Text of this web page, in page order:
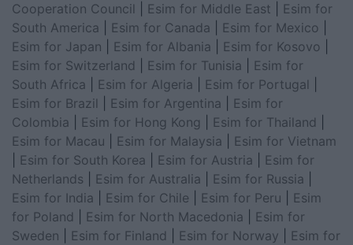
Cooperation Council
Esim for Middle East
Esim for
South America
Esim for Canada Esim for Mexico
Esim for Japan
Esim for Albania Esim for Kosovo
Esim for Switzerland
Esim for Tunisia
Esim for
South Africa
Esim for Algeria Esim for Portugal
Esim for Brazil
Esim for Argentina
Esim for
Colombia
Esim for Hong Kong Esim for Thailand
Esim for Macau
Esim for Malaysia
Esim for Vietnam
Esim for South Korea Esim for Austria
Esim for
Netherlands
Esim for Australia Esim for Russia
Esim for India
Esim for Chile Esim for Peru
Esim
for Poland
Esim for North Macedonia
Esim for
Sweden
Esim for Finland Esim for Norway
Esim for